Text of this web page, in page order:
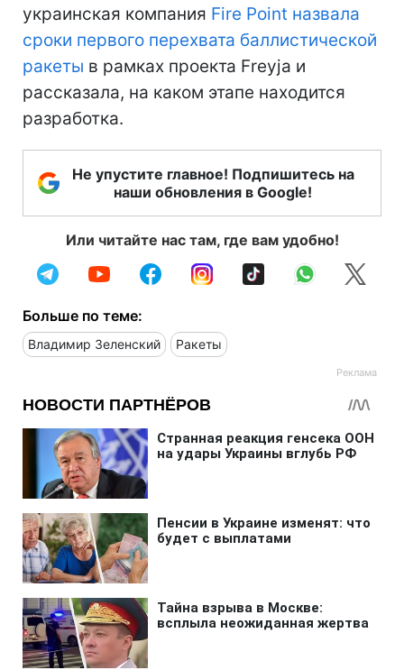
украинская компания Fire Point назвала
сроки первого перехвата баллистической
ракеты в рамках проекта Freyja и
рассказала, на каком этапе находится
разработка.
Не упустите главное! Подпишитесь на
наши обновления в Google!
Или читайте нас там, где вам удобно!
Больше по теме:
Владимир Зеленский Ракеты